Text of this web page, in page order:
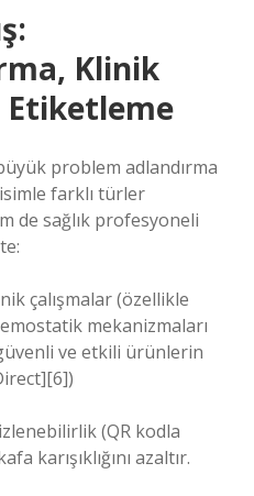
Klinik
Etiketleme
problem adlandırma
farklı türler
de sağlık profesyoneli
çalışmalar (özellikle
mekanizmaları
ve etkili ürünlerin
(QR kodla
karışıklığını azaltır.